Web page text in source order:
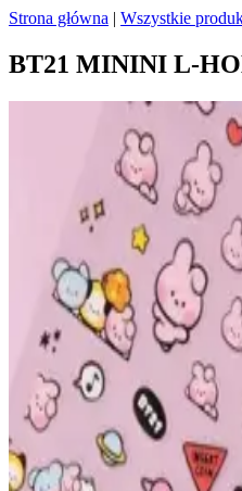
Strona główna | Wszystkie
BT21 MININI L-